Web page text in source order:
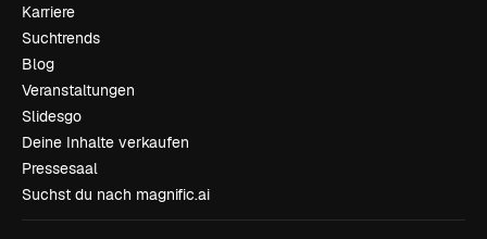
Karriere
Suchtrends
Blog
Veranstaltungen
Slidesgo
Deine Inhalte verkaufen
Pressesaal
Suchst du nach magnific.ai